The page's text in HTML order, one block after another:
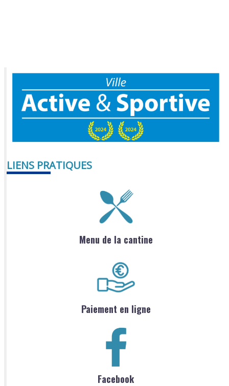
LIENS PRATIQUES
Menu de la cantine
Paiement en ligne
Facebook